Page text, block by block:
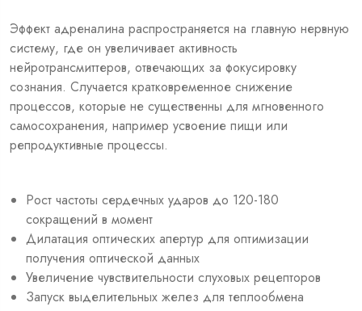
Эффект адреналина распространяется на главную нервную
систему, где он увеличивает активность
нейротрансмиттеров, отвечающих за фокусировку
сознания. Случается кратковременное снижение
процессов, которые не существенны для мгновенного
самосохранения, например усвоение пищи или
репродуктивные процессы.
Рост частоты сердечных ударов до 120-180
сокращений в момент
Дилатация оптических апертур для оптимизации
получения оптической данных
Увеличение чувствительности слуховых рецепторов
Запуск выделительных желез для теплообмена